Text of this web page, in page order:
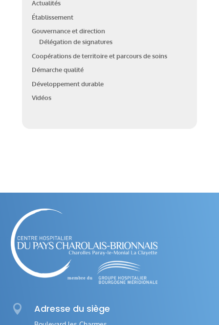
Actualités
Établissement
Gouvernance et direction
Délégation de signatures
Coopérations de territoire et parcours de soins
Démarche qualité
Développement durable
Vidéos
 Adresse du siège